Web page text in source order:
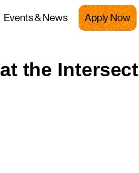
Events & News Apply Now
at the Intersect